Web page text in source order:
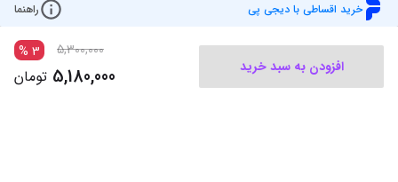
خرید اقساطی با دیجی پی راهنما
افزودن به سبد خرید
5,300,000
3
%
5,180,000 تومان